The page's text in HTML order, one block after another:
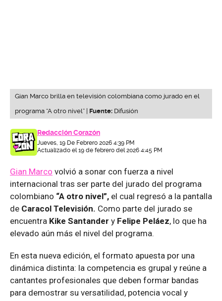
Gian Marco brilla en televisión colombiana como jurado en el
programa “A otro nivel” | Fuente: Difusión
Redacción Corazón
Jueves, 19 De Febrero 2026 4:39 PM
Actualizado el 19 de febrero del 2026 4:45 PM
Gian Marco volvió a sonar con fuerza a nivel
internacional tras ser parte del jurado del programa
colombiano “A otro nivel”, el cual regresó a la pantalla
de Caracol Televisión. Como parte del jurado se
encuentra Kike Santander y Felipe Peláez, lo que ha
elevado aún más el nivel del programa.
En esta nueva edición, el formato apuesta por una
dinámica distinta: la competencia es grupal y reúne a
cantantes profesionales que deben formar bandas
para demostrar su versatilidad, potencia vocal y